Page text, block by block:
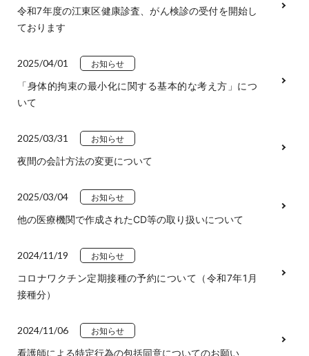
令和7年度の江東区健康診査、がん検診の受付を開始し
ております
2025/04/01 お知らせ
「身体的拘束の最小化に関する基本的な考え方」につ
いて
2025/03/31 お知らせ
夜間の会計方法の変更について
2025/03/04 お知らせ
他の医療機関で作成されたCD等の取り扱いについて
2024/11/19 お知らせ
コロナワクチン定期接種の予約について（令和7年1月
接種分）
2024/11/06 お知らせ
看護師による特定行為の包括同意についてのお願い